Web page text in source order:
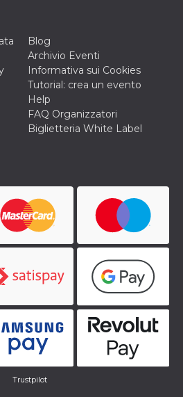
Blog
Archivio Eventi
Informativa sui Cookies
Tutorial: crea un evento
Help
FAQ Organizzatori
Biglietteria White Label
Trustpilot